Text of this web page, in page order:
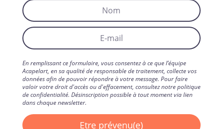
En remplissant ce formulaire, vous consentez à ce que l’équipe
Acapelart, en sa qualité de responsable de traitement, collecte vos
données afin de pouvoir répondre à votre message. Pour faire
valoir votre droit d'accès ou d'effacement, consultez notre politique
de confidentialité. Désinscription possible à tout moment via lien
dans chaque newsletter.